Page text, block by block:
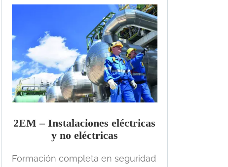
2EM – Instalaciones eléctricas
y no eléctricas
Formación completa en seguridad